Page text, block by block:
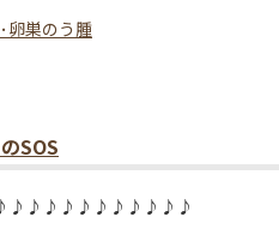
卵巣のう腫
SOS